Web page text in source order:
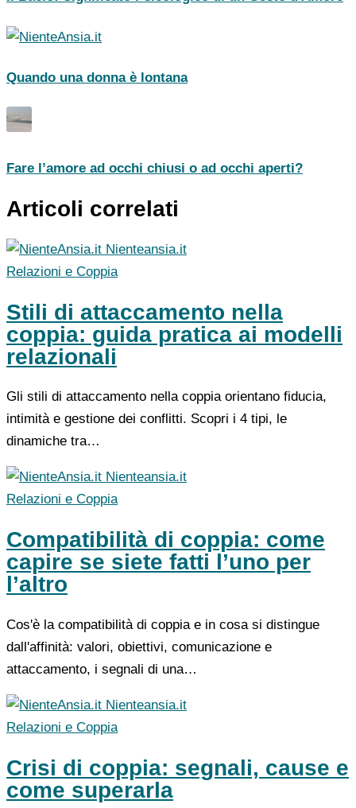
Quando una donna è lontana
Fare l’amore ad occhi chiusi o ad occhi aperti?
Articoli correlati
Nienteansia.it
Relazioni e Coppia
Stili di attaccamento nella
coppia: guida pratica ai modelli
relazionali
Gli stili di attaccamento nella coppia orientano fiducia,
intimità e gestione dei conflitti. Scopri i 4 tipi, le
dinamiche tra…
Nienteansia.it
Relazioni e Coppia
Compatibilità di coppia: come
capire se siete fatti l’uno per
l’altro
Cos'è la compatibilità di coppia e in cosa si distingue
dall'affinità: valori, obiettivi, comunicazione e
attaccamento, i segnali di una…
Nienteansia.it
Relazioni e Coppia
Crisi di coppia: segnali, cause e
come superarla